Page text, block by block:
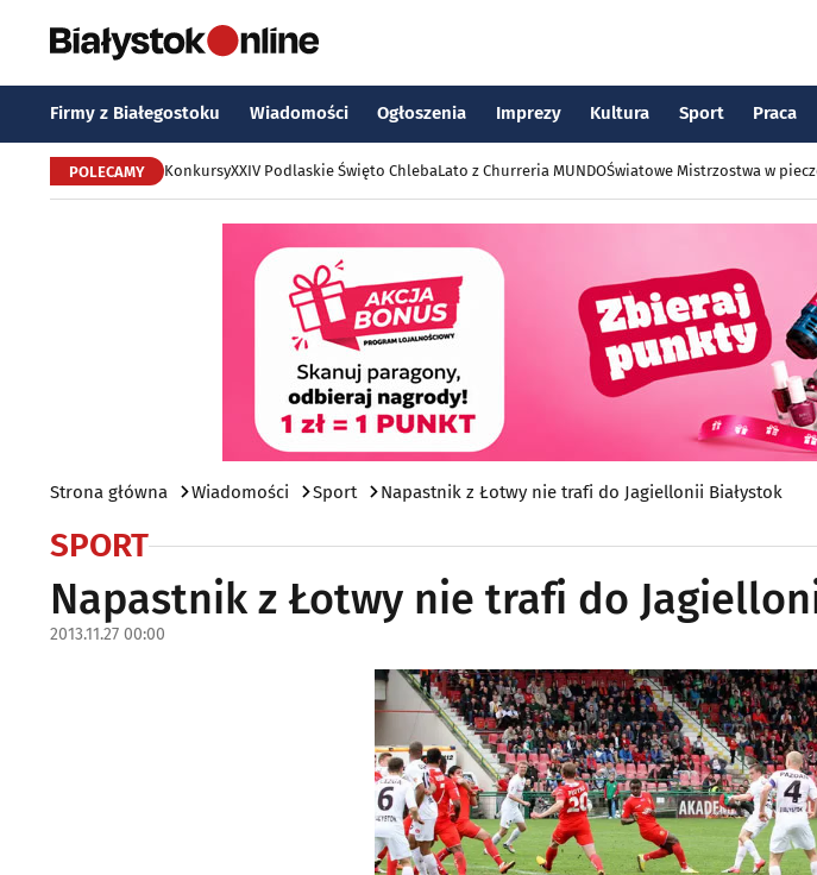
Firmy z Białegostoku Wiadomości Ogłoszenia Imprezy Kultura Sport Praca
POLECAMY KonkursyXXIV Podlaskie Święto ChlebaLato z Churreria MUNDOŚwiatowe Mistrzostwa w
Strona główna Wiadomości Sport Napastnik z Łotwy nie trafi do Jagiellonii Białystok
SPORT
Napastnik z Łotwy nie trafi do
2013.11.27 00:00